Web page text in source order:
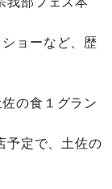
ョーなど、歴
の食１グラン
予定で、土佐の